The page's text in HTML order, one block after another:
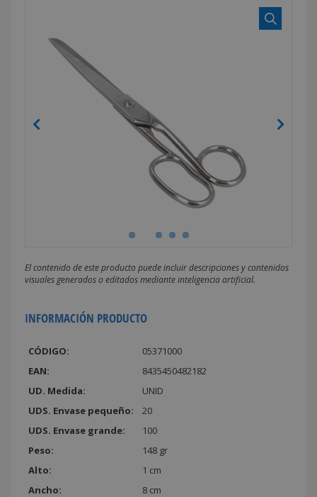
El contenido de este producto puede incluir descripciones y contenidos
visuales generados o editados mediante inteligencia artificial.
INFORMACIÓN PRODUCTO
CÓDIGO:
05371000
EAN:
8435450482182
UD. Medida:
UNID
UDS. Envase pequeño:
20
UDS. Envase grande:
100
Peso:
148 gr
Alto:
1 cm
Ancho:
8 cm